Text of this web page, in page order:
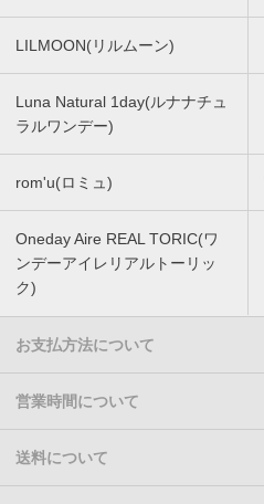
LILMOON(リルムーン)
Luna Natural 1day(ルナナチュ
ラルワンデー)
rom'u(ロミュ)
Oneday Aire REAL TORIC(ワ
ンデーアイレリアルトーリッ
ク)
お支払方法について
営業時間について
送料について